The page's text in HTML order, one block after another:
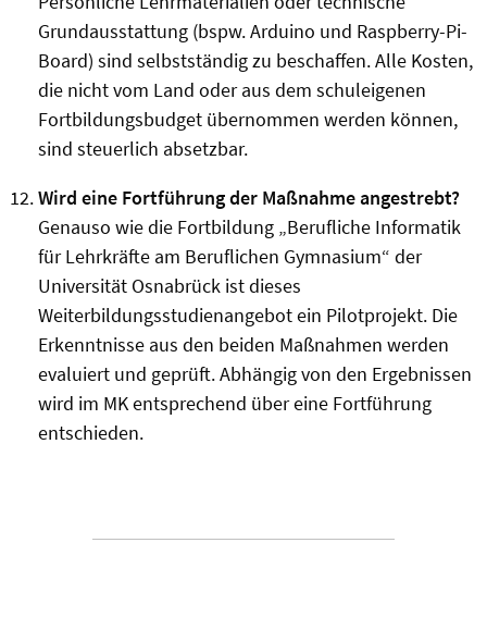
Grundausstattung (bspw. Arduino und Raspberry-Pi-
Board) sind selbstständig zu beschaffen. Alle Kosten,
die nicht vom Land oder aus dem schuleigenen
Fortbildungsbudget übernommen werden können,
sind steuerlich absetzbar.
Wird eine Fortführung der Maßnahme angestrebt?
Genauso wie die Fortbildung „Berufliche Informatik
für Lehrkräfte am Beruflichen Gymnasium“ der
Universität Osnabrück ist dieses
Weiterbildungsstudienangebot ein Pilotprojekt. Die
Erkenntnisse aus den beiden Maßnahmen werden
evaluiert und geprüft. Abhängig von den Ergebnissen
wird im MK entsprechend über eine Fortführung
entschieden.